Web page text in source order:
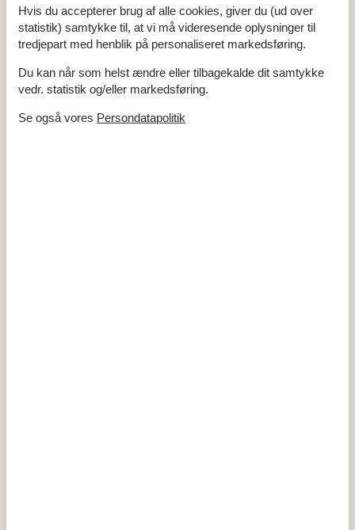
Multimedier
Chromecast Der er ikke TV kanaler i huset, men der er
mulighed for at se egne TV- og streamingtjenester via ...
Gratis Wi-Fi - Over 100 Mbit
TV Der er ikke TV kanaler i huset, men der er mulighed for at
se egne TV- og streamingtjenester via ...
Ekstra
Hvis du accepterer brug af alle cookies, giver du (ud over
statistik) samtykke til, at vi må videresende oplysninger til
tredjepart med henblik på personaliseret markedsføring.
Du kan når som helst ændre eller tilbagekalde dit samtykke
vedr. statistik og/eller markedsføring.
Se også vores Persondatapolitik